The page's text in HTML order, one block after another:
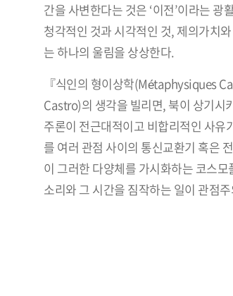
간을 사변한다는 것은 ‘이전’이라는
청각적인 것과 시각적인 것, 제의가치
는 하나의 울림을 상상한다.
『식인의 형이상학(Métaphysiques
Castro)의 생각을 빌리면, 북이 상기시
주론이 전근대적이고 비합리적인 사
를 여러 관점 사이의 통신교환기 혹은
이 그러한 다양체를 가시화하는 코스
소리와 그 시간을 짐작하는 일이 관점